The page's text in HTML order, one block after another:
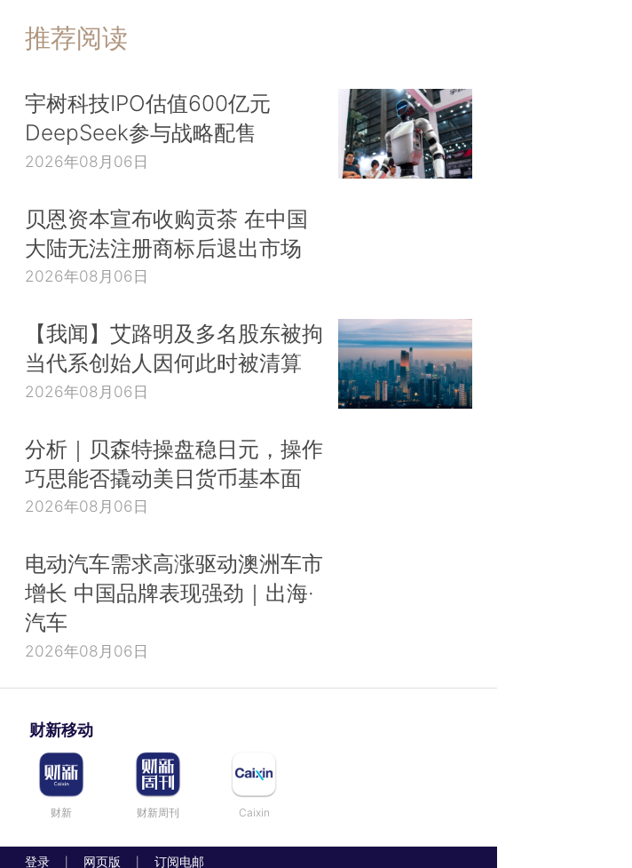
推荐阅读
宇树科技IPO估值600亿元
DeepSeek参与战略配售
2026年08月06日
贝恩资本宣布收购贡茶 在中国
大陆无法注册商标后退出市场
2026年08月06日
【我闻】艾路明及多名股东被拘
当代系创始人因何此时被清算
2026年08月06日
分析｜贝森特操盘稳日元，操作
巧思能否撬动美日货币基本面
2026年08月06日
电动汽车需求高涨驱动澳洲车市
增长 中国品牌表现强劲｜出海·
汽车
2026年08月06日
财新移动
财新 财新周刊 Caixin
登录 网页版 订阅电邮